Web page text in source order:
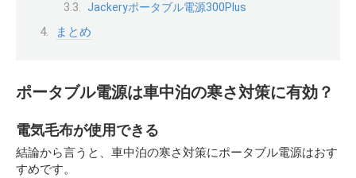
Jackeryポータブル電源300Plus
まとめ
ポータブル電源は車中泊の寒さ対策に有効？
電気毛布が使用できる
結論から言うと、車中泊の寒さ対策にポータブル電源はおす
すめです。